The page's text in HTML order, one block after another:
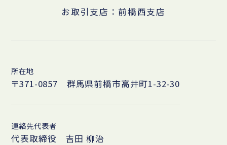
お取引支店：前橋西支店
所在地
〒371-0857 群馬県前橋市高井町1-32-30
連絡先代表者
代表取締役 吉田 柳治